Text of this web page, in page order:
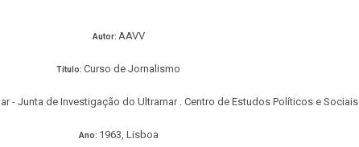
Autor: AAVV
Título: Curso de Jornalismo
- Junta de Investigação do Ultramar . Centro de Estudos Políticos e Sociais
Ano: 1963, Lisboa